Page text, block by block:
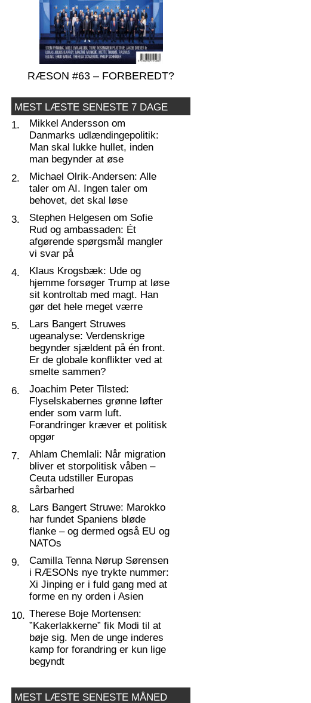
RÆSON #63 – FORBEREDT?
MEST LÆSTE SENESTE 7 DAGE
1.
Mikkel Andersson om
Danmarks udlændingepolitik:
Man skal lukke hullet, inden
man begynder at øse
2.
Michael Olrik-Andersen: Alle
taler om AI. Ingen taler om
behovet, det skal løse
3.
Stephen Helgesen om Sofie
Rud og ambassaden: Ét
afgørende spørgsmål mangler
vi svar på
4.
Klaus Krogsbæk: Ude og
hjemme forsøger Trump at løse
sit kontroltab med magt. Han
gør det hele meget værre
5.
Lars Bangert Struwes
ugeanalyse: Verdenskrige
begynder sjældent på én front.
Er de globale konflikter ved at
smelte sammen?
6.
Joachim Peter Tilsted:
Flyselskabernes grønne løfter
ender som varm luft.
Forandringer kræver et politisk
opgør
7.
Ahlam Chemlali: Når migration
bliver et storpolitisk våben –
Ceuta udstiller Europas
sårbarhed
8.
Lars Bangert Struwe: Marokko
har fundet Spaniens bløde
flanke – og dermed også EU og
NATOs
9.
Camilla Tenna Nørup Sørensen
i RÆSONs nye trykte nummer:
Xi Jinping er i fuld gang med at
forme en ny orden i Asien
10. Therese Boje Mortensen:
”Kakerlakkerne” fik Modi til at
bøje sig. Men de unge inderes
kamp for forandring er kun lige
begyndt
MEST LÆSTE SENESTE MÅNED